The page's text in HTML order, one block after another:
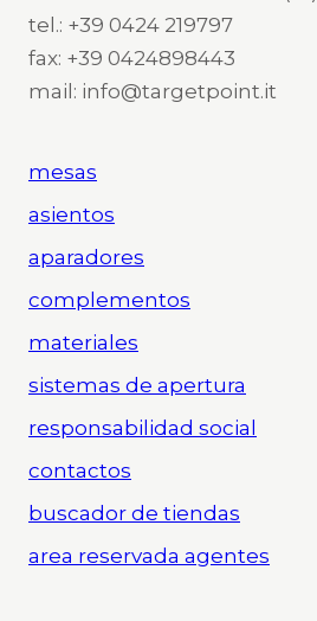
tel.: +39 0424 219797
fax: +39 0424898443
mail: info@targetpoint.it
mesas
asientos
aparadores
complementos
materiales
sistemas de apertura
responsabilidad social
contactos
buscador de tiendas
area reservada agentes